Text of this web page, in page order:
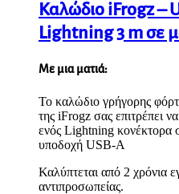
Καλώδιο iFrogz –
Lightning 3 m σε
Με μια ματιά:
Το καλώδιο γρήγορης
της iFrogz σας επιτρέπει
ενός Lightning κονέκτορα
υποδοχή USB-A
Καλύπτεται από 2 χρόνια
αντιπροσωπείας.